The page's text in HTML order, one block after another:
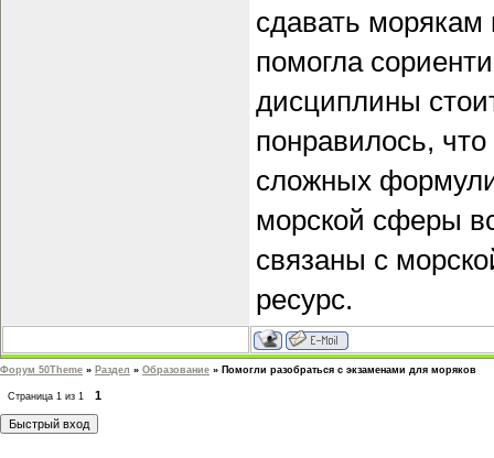
сдавать
помогла
дисциплины
понравилось,
сложных
морской сферы
связаны с
ресурс.
Форум 50Theme » Раздел » Образование » Помогли разобраться с экзаменами для моряков
Страница 1 из 1 1